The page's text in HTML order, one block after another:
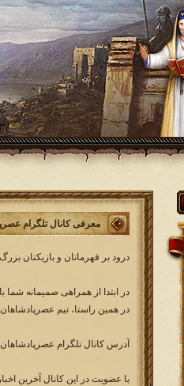
معرفی کانال تلگرام
درود بر قهرمانان و بازیکنان
در ابتدا از همراهی صمیمانه
در همین راستا، تیم
آدرس کانال تلگرام
با عضویت در این کانال آخرین